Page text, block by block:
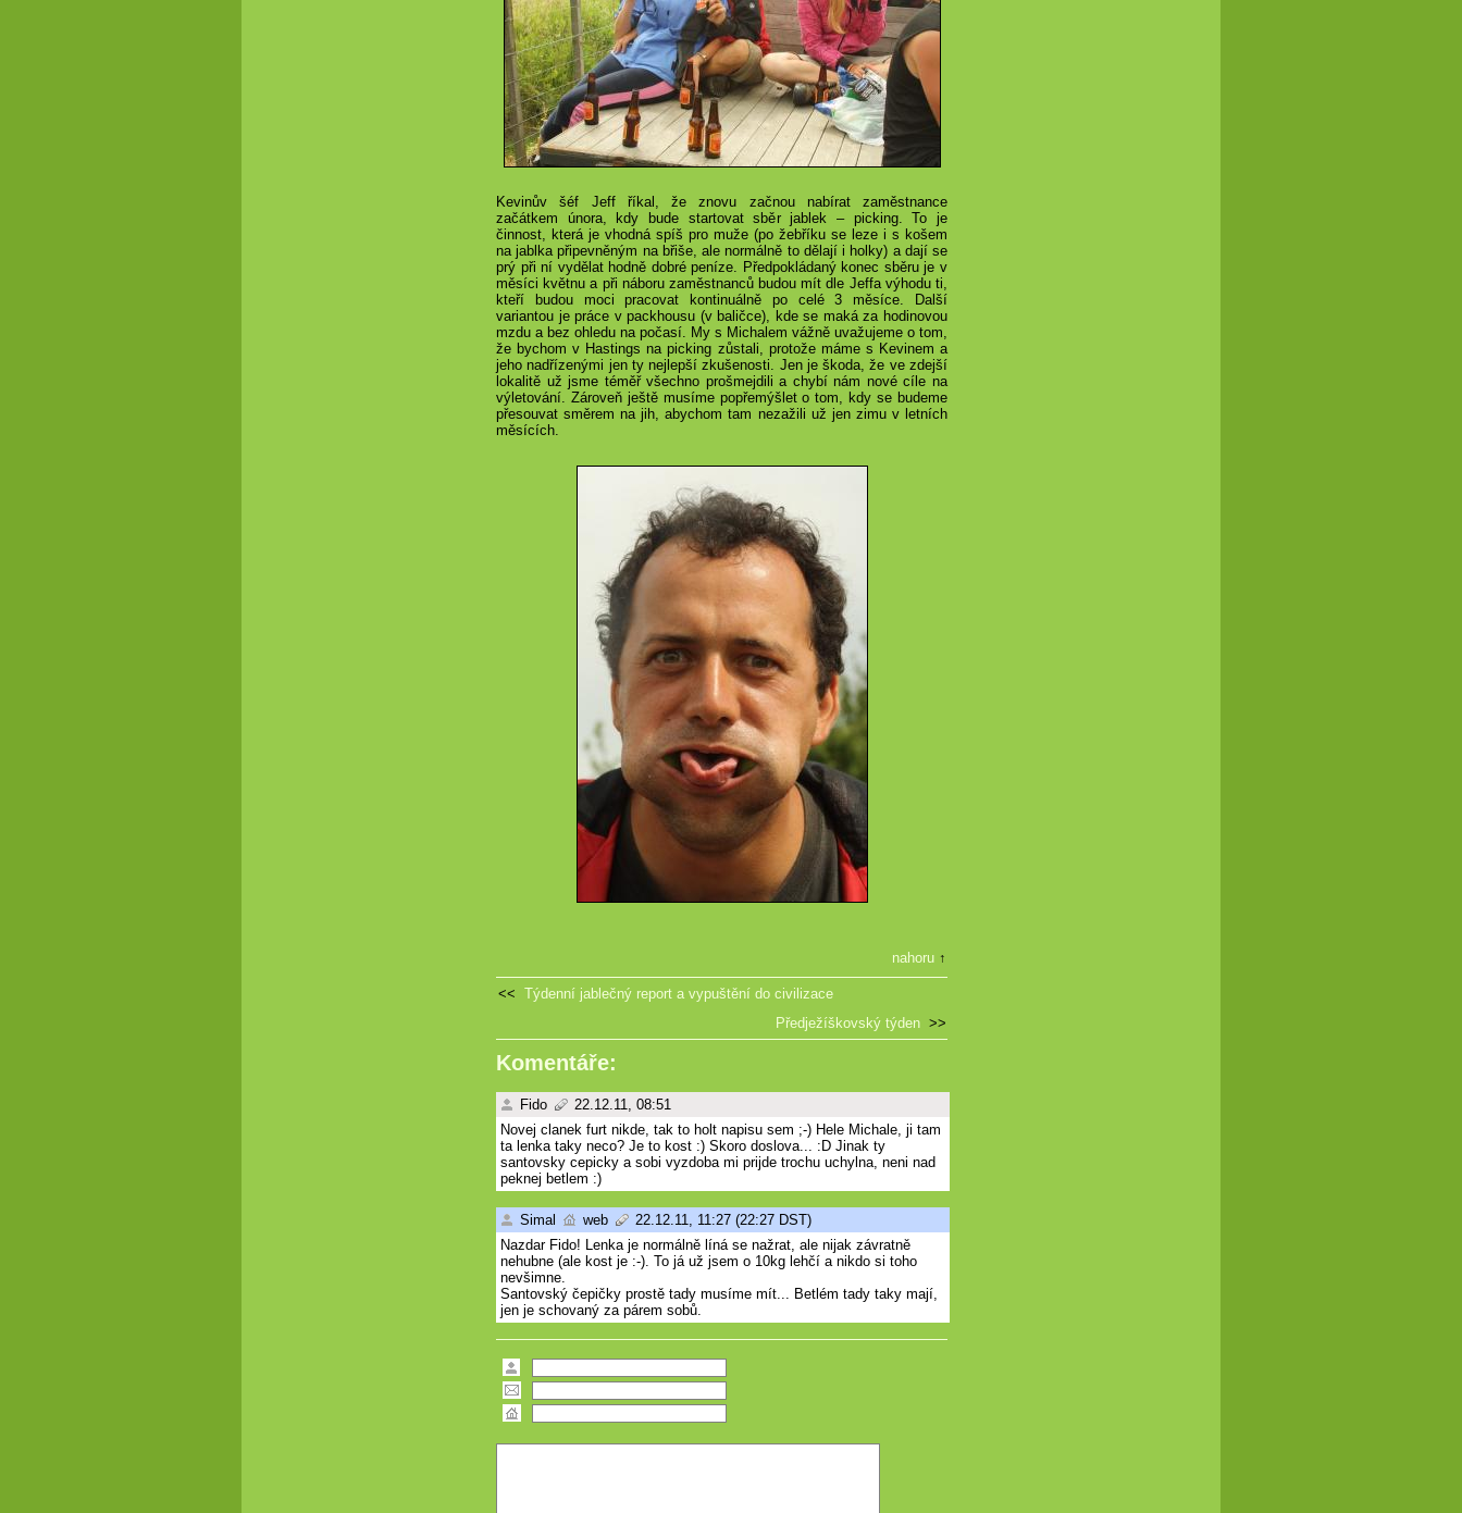
Kevinův šéf Jeff říkal, že znovu začnou nabírat zaměstnance
začátkem února, kdy bude startovat sběr jablek – picking. To je
činnost, která je vhodná spíš pro muže (po žebříku se leze i s košem
na jablka připevněným na břiše, ale normálně to dělají i holky) a dají se
prý při ní vydělat hodně dobré peníze. Předpokládaný konec sběru je v
měsíci květnu a při náboru zaměstnanců budou mít dle Jeffa výhodu ti,
kteří budou moci pracovat kontinuálně po celé 3 měsíce. Další
variantou je práce v packhousu (v baličce), kde se maká za hodinovou
mzdu a bez ohledu na počasí. My s Michalem vážně uvažujeme o tom,
že bychom v Hastings na picking zůstali, protože máme s Kevinem a
jeho nadřízenými jen ty nejlepší zkušenosti. Jen je škoda, že ve zdejší
lokalitě už jsme téměř všechno prošmejdili a chybí nám nové cíle na
výletování. Zároveň ještě musíme popřemýšlet o tom, kdy se budeme
přesouvat směrem na jih, abychom tam nezažili už jen zimu v letních
měsících.
nahoru ↑
<< Týdenní jablečný report a vypuštění do civilizace
Předježíškovský týden >>
Komentáře:
Fido
22.12.11, 08:51
Novej clanek furt nikde, tak to holt napisu sem ;-) Hele Michale, ji tam
ta lenka taky neco? Je to kost :) Skoro doslova... :D Jinak ty
santovsky cepicky a sobi vyzdoba mi prijde trochu uchylna, neni nad
peknej betlem :)
Simal web
22.12.11, 11:27 (22:27 DST)
Nazdar Fido! Lenka je normálně líná se nažrat, ale nijak závratně
nehubne (ale kost je :-). To já už jsem o 10kg lehčí a nikdo si toho
nevšimne.
Santovský čepičky prostě tady musíme mít... Betlém tady taky mají,
jen je schovaný za párem sobů.